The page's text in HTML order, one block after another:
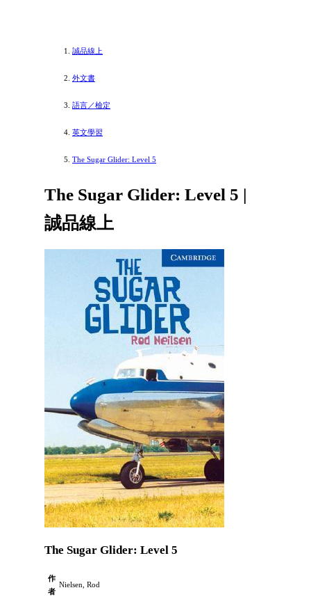
誠品線上
外文書
語言／檢定
英文學習
The Sugar Glider: Level 5
The Sugar Glider: Level 5 |
誠品線上
The Sugar Glider: Level 5
作
者
Nielsen, Rod